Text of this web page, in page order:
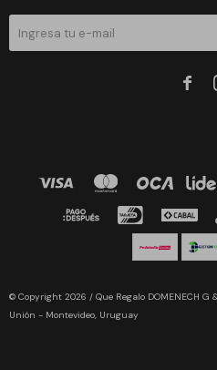

© Copyright 2026 / Que Regalo DOMENECH G
Unión - Montevideo, Uruguay